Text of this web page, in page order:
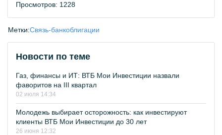
Просмотров: 1228
Метки:Связь-банкоблигации
Новости по теме
Газ, финансы и ИТ: ВТБ Мои Инвестиции назвали
фаворитов на III квартал
02 июля 14:34
Молодежь выбирает осторожность: как инвестируют
клиенты ВТБ Мои Инвестиции до 30 лет
26 июня 12:32